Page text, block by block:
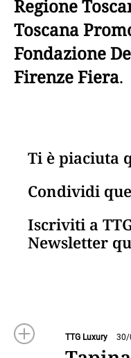
Regione
Toscana
Fondazione
Firenze Fiera.
Ti è piaciuta
Condividi
Iscriviti a
Newsletter
TTG Luxury 30/